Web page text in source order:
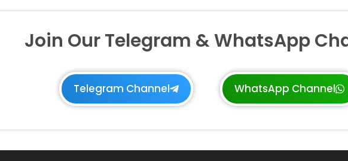
Join Our Telegram & WhatsApp
Telegram Channel WhatsApp Channel